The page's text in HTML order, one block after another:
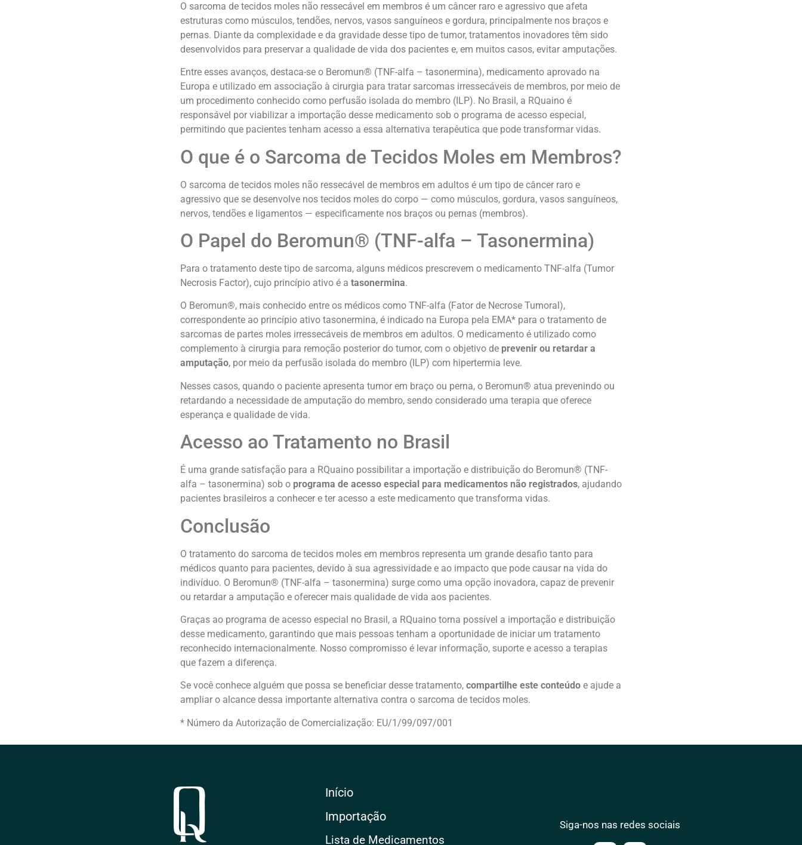
O sarcoma de tecidos moles não ressecável em membros é um câncer raro e agressivo que afeta
estruturas como músculos, tendões, nervos, vasos sanguíneos e gordura, principalmente nos braços e
pernas. Diante da complexidade e da gravidade desse tipo de tumor, tratamentos inovadores têm sido
desenvolvidos para preservar a qualidade de vida dos pacientes e, em muitos casos, evitar amputações.
Entre esses avanços, destaca-se o Beromun® (TNF-alfa – tasonermina), medicamento aprovado na
Europa e utilizado em associação à cirurgia para tratar sarcomas irressecáveis de membros, por meio de
um procedimento conhecido como perfusão isolada do membro (ILP). No Brasil, a RQuaino é
responsável por viabilizar a importação desse medicamento sob o programa de acesso especial,
permitindo que pacientes tenham acesso a essa alternativa terapêutica que pode transformar vidas.
O que é o Sarcoma de Tecidos Moles em Membros?
O sarcoma de tecidos moles não ressecável de membros em adultos é um tipo de câncer raro e
agressivo que se desenvolve nos tecidos moles do corpo — como músculos, gordura, vasos sanguíneos,
nervos, tendões e ligamentos — especificamente nos braços ou pernas (membros).
O Papel do Beromun® (TNF-alfa – Tasonermina)
Para o tratamento deste tipo de sarcoma, alguns médicos prescrevem o medicamento TNF-alfa (Tumor
Necrosis Factor), cujo princípio ativo é a tasonermina.
O Beromun®, mais conhecido entre os médicos como TNF-alfa (Fator de Necrose Tumoral),
correspondente ao princípio ativo tasonermina, é indicado na Europa pela EMA* para o tratamento de
sarcomas de partes moles irressecáveis de membros em adultos. O medicamento é utilizado como
complemento à cirurgia para remoção posterior do tumor, com o objetivo de prevenir ou retardar a
amputação, por meio da perfusão isolada do membro (ILP) com hipertermia leve.
Nesses casos, quando o paciente apresenta tumor em braço ou perna, o Beromun® atua prevenindo ou
retardando a necessidade de amputação do membro, sendo considerado uma terapia que oferece
esperança e qualidade de vida.
Acesso ao Tratamento no Brasil
É uma grande satisfação para a RQuaino possibilitar a importação e distribuição do Beromun® (TNF-
alfa – tasonermina) sob o programa de acesso especial para medicamentos não registrados, ajudando
pacientes brasileiros a conhecer e ter acesso a este medicamento que transforma vidas.
Conclusão
O tratamento do sarcoma de tecidos moles em membros representa um grande desafio tanto para
médicos quanto para pacientes, devido à sua agressividade e ao impacto que pode causar na vida do
indivíduo. O Beromun® (TNF-alfa – tasonermina) surge como uma opção inovadora, capaz de prevenir
ou retardar a amputação e oferecer mais qualidade de vida aos pacientes.
Graças ao programa de acesso especial no Brasil, a RQuaino torna possível a importação e distribuição
desse medicamento, garantindo que mais pessoas tenham a oportunidade de iniciar um tratamento
reconhecido internacionalmente. Nosso compromisso é levar informação, suporte e acesso a terapias
que fazem a diferença.
Se você conhece alguém que possa se beneficiar desse tratamento, compartilhe este conteúdoe ajude a
ampliar o alcance dessa importante alternativa contra o sarcoma de tecidos moles.
* Número da Autorização de Comercialização: EU/1/99/097/001
Início
Importação
Lista de Medicamentos
Siga-nos nas redes sociais